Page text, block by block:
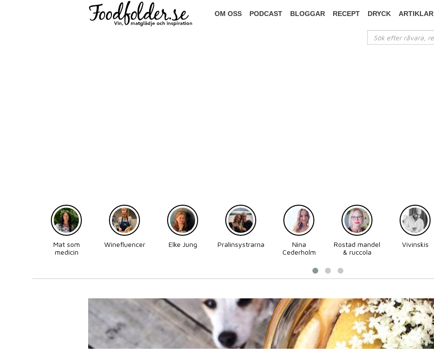
OM OSS PODCAST BLOGGAR RECEPT DRYCK ARTIKLAR
Mat som
medicin
Winefluencer Elke Jung Pralinsystrarna
Nina
Cederholm
Rostad mandel
& ruccola
Vivinskis